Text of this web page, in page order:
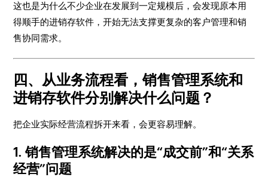
这也是为什么不少企业在发展到一定规模后，会发现原本用
得顺手的进销存软件，开始无法支撑更复杂的客户管理和销
售协同需求。
四、从业务流程看，销售管理系统和
进销存软件分别解决什么问题？
把企业实际经营流程拆开来看，会更容易理解。
1. 销售管理系统解决的是“成交前”和“关系
经营”问题